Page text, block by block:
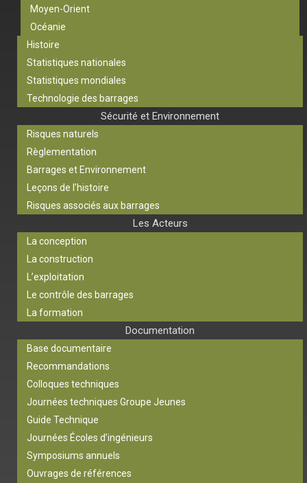
Moyen-Orient
Océanie
Histoire
Statistiques nationales
Statistiques mondiales
Technologie des barrages
Sécurité et Environnement
Risques naturels
Règlementation
Barrages et Environnement
Leçons de l’histoire
Risques associés aux barrages
Les Acteurs
La conception
La construction
L’exploitation
Le contrôle des barrages
La formation
Documentation
Base documentaire
Recommandations
Colloques techniques
Journées techniques Groupe Jeunes
Guide Technique
Journées Écoles d’ingénieurs
Symposiums annuels
Ouvrages de références